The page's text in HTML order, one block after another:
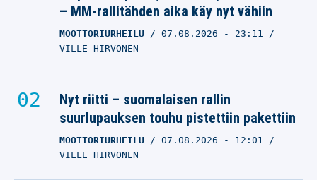
– MM-rallitähden aika käy nyt vähiin
MOOTTORIURHEILU 07.08.2026 - 23:11
VILLE HIRVONEN
Nyt riitti – suomalaisen rallin
suurlupauksen touhu pistettiin pakettiin
MOOTTORIURHEILU 07.08.2026 - 12:01
VILLE HIRVONEN